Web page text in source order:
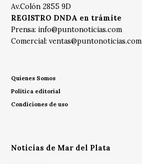
Av.Colón 2855 9D
REGISTRO DNDA en trámite
Prensa: info@puntonoticias.com
Comercial:ventas@puntonoticias.com
Quienes Somos
Política editorial
Condiciones de uso
Noticias de Mar del Plata